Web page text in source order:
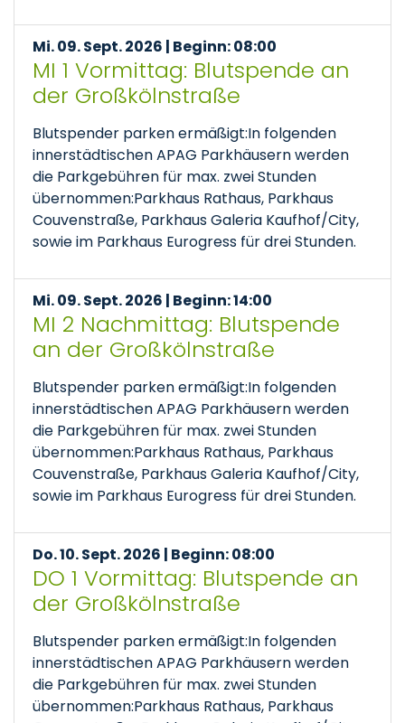
Mi. 09. Sept. 2026 | Beginn: 08:00
MI 1 Vormittag: Blutspende an
der Großkölnstraße
Blutspender parken ermäßigt:In folgenden
innerstädtischen APAG Parkhäusern werden
die Parkgebühren für max. zwei Stunden
übernommen:Parkhaus Rathaus, Parkhaus
Couvenstraße, Parkhaus Galeria Kaufhof/City,
sowie im Parkhaus Eurogress für drei Stunden.
Mi. 09. Sept. 2026 | Beginn: 14:00
MI 2 Nachmittag: Blutspende
an der Großkölnstraße
Blutspender parken ermäßigt:In folgenden
innerstädtischen APAG Parkhäusern werden
die Parkgebühren für max. zwei Stunden
übernommen:Parkhaus Rathaus, Parkhaus
Couvenstraße, Parkhaus Galeria Kaufhof/City,
sowie im Parkhaus Eurogress für drei Stunden.
Do. 10. Sept. 2026 | Beginn: 08:00
DO 1 Vormittag: Blutspende an
der Großkölnstraße
Blutspender parken ermäßigt:In folgenden
innerstädtischen APAG Parkhäusern werden
die Parkgebühren für max. zwei Stunden
übernommen:Parkhaus Rathaus, Parkhaus